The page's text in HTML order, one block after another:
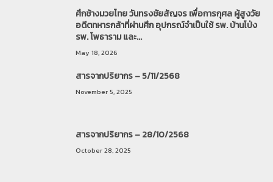
ศึกช้างมวยไทย วันทรงชัยสัญจร เพื่อการกุศล ผู้สูงวัย
อดีตทหารกล้าที่ผ่านศึก อุปกรณ์จำเป็นใช้ รพ. บ้านโป่ง
รพ. โพธาราม และ...
May 18, 2026
สารจากปริยากร – 5/11/2568
November 5, 2025
สารจากปริยากร – 28/10/2568
October 28, 2025